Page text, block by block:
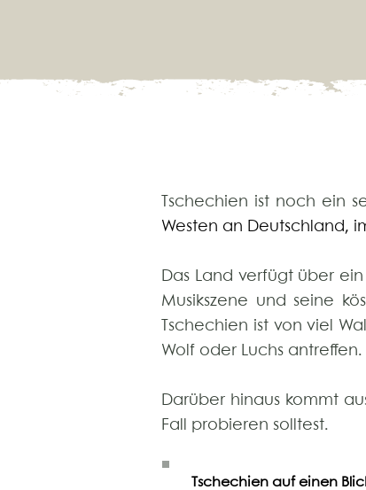
Tschechien ist noch ein
Westen an Deutschland,
Das Land verfügt über
Musikszene und seine
Tschechien ist von viel
Wolf oder Luchs antreffen.
Darüber hinaus kommt
Fall probieren solltest.
Tschechien auf einen